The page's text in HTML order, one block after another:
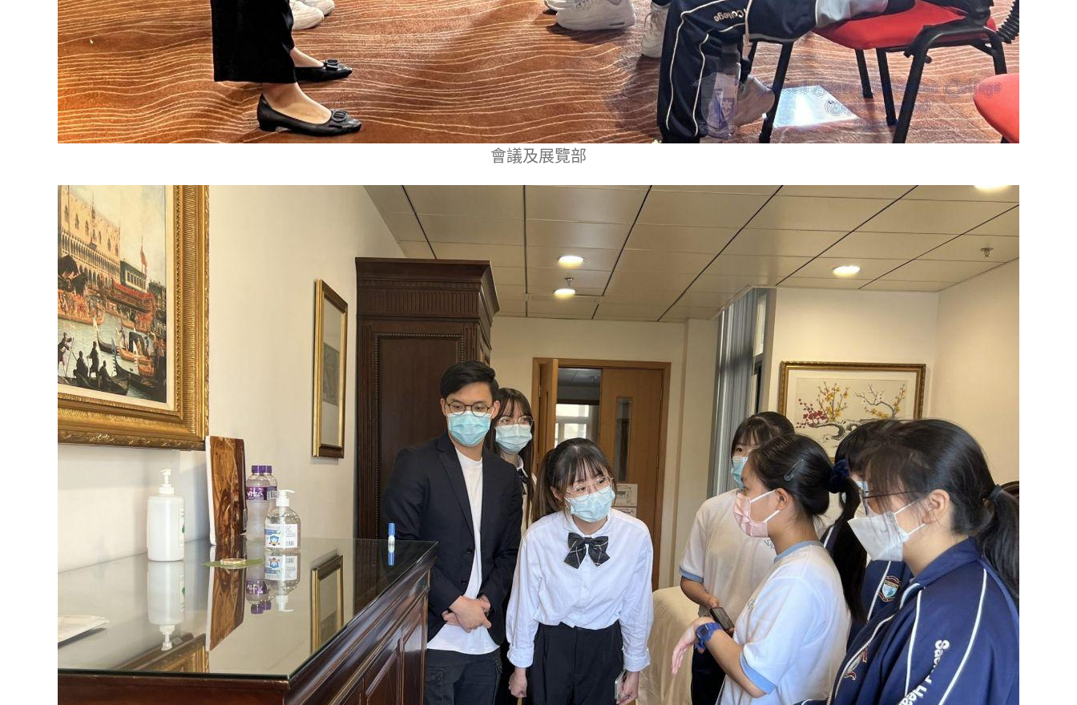
會議及展覽部